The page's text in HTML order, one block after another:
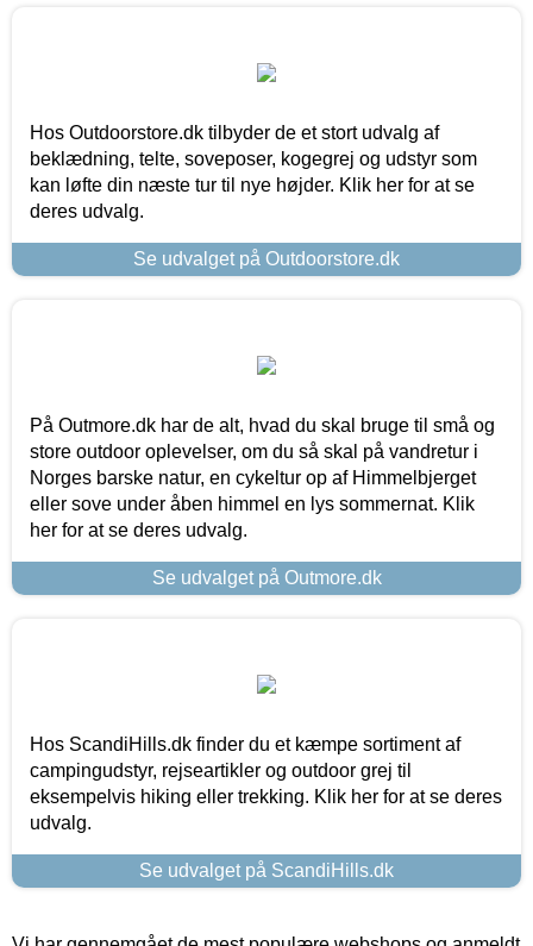
Hos Outdoorstore.dk tilbyder de et stort udvalg af
beklædning, telte, soveposer, kogegrej og udstyr som
kan løfte din næste tur til nye højder. Klik her for at se
deres udvalg.
Se udvalget på Outdoorstore.dk
På Outmore.dk har de alt, hvad du skal bruge til små og
store outdoor oplevelser, om du så skal på vandretur i
Norges barske natur, en cykeltur op af Himmelbjerget
eller sove under åben himmel en lys sommernat. Klik
her for at se deres udvalg.
Se udvalget på Outmore.dk
Hos ScandiHills.dk finder du et kæmpe sortiment af
campingudstyr, rejseartikler og outdoor grej til
eksempelvis hiking eller trekking. Klik her for at se deres
udvalg.
Se udvalget på ScandiHills.dk